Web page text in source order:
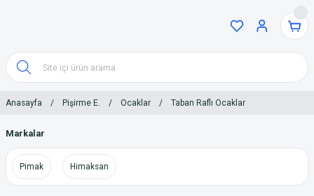
Anasayfa Pişirme E. Ocaklar Taban Raflı Ocaklar
Markalar
Pimak Himaksan